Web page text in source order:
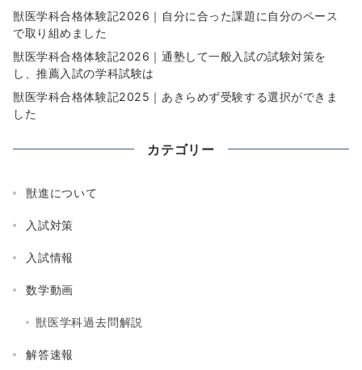
獣医学科合格体験記2026｜自分に合った課題に自分のペース
で取り組めました
獣医学科合格体験記2026｜通塾して一般入試の試験対策を
し、推薦入試の学科試験は
獣医学科合格体験記2025｜あきらめず受験する選択ができま
した
カテゴリー
獣進について
入試対策
入試情報
数学動画
獣医学科過去問解説
解答速報